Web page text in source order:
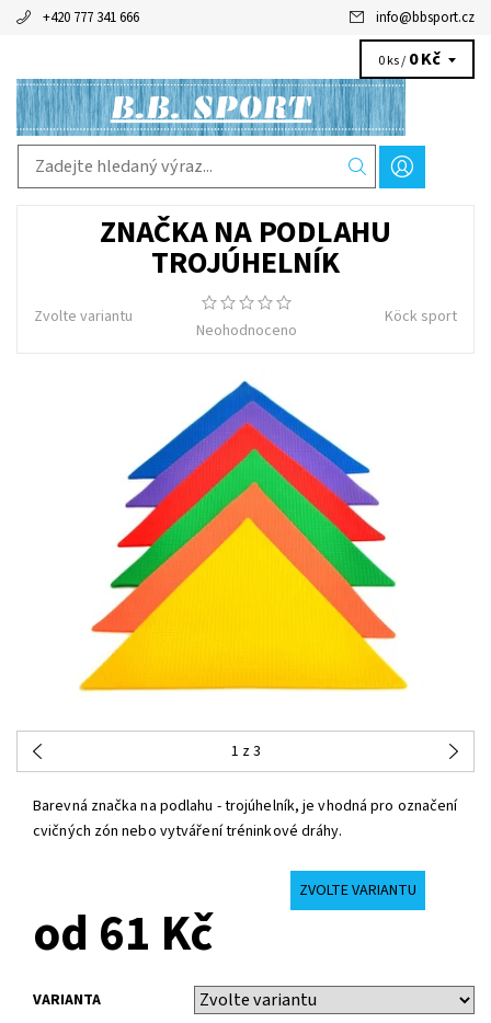
+420 777 341 666 info@bbsport.cz
0 ks / 0 Kč
ZNAČKA NA PODLAHU
TROJÚHELNÍK
Zvolte variantu
Neohodnoceno
Köck sport
1 z 3
Barevná značka na podlahu - trojúhelník, je vhodná pro označení
cvičných zón nebo vytváření tréninkové dráhy.
ZVOLTE VARIANTU
od 61 Kč
VARIANTA